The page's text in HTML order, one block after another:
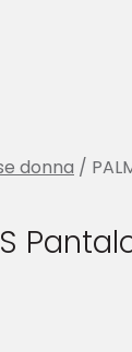
donna /